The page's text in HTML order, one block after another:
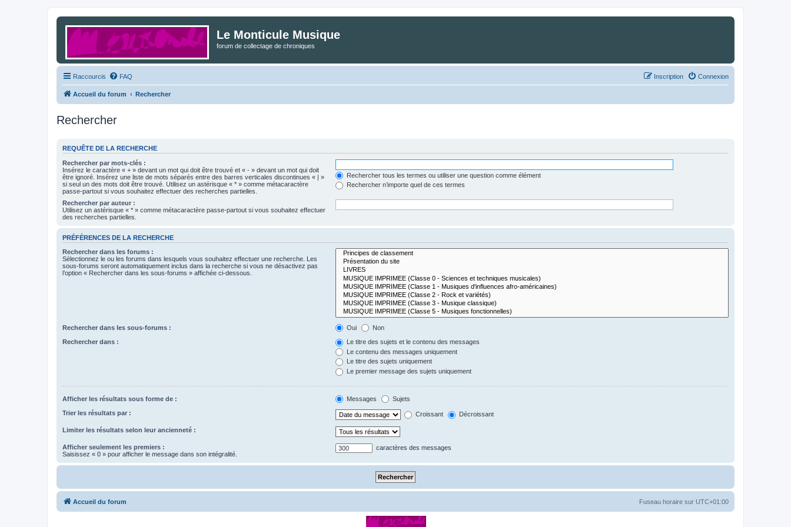
Le Monticule Musique
forum de collectage de chroniques
Raccourcis FAQ Connexion
Inscription
Accueil du forum Rechercher
Rechercher
REQUÊTE DE LA RECHERCHE
Rechercher par mots-clés :
Insérez le caractère « + » devant un mot qui doit être trouvé et « - » devant un mot qui doit
être ignoré. Insérez une liste de mots séparés entre des barres verticales discontinues « | »
si seul un des mots doit être trouvé. Utilisez un astérisque « * » comme métacaractère
passe-partout si vous souhaitez effectuer des recherches partielles.
Rechercher tous les termes ou utiliser une question comme élément
Rechercher n’importe quel de ces termes
Rechercher par auteur :
Utilisez un astérisque « * » comme métacaractère passe-partout si vous souhaitez effectuer
des recherches partielles.
PRÉFÉRENCES DE LA RECHERCHE
Rechercher dans les forums :
Sélectionnez le ou les forums dans lesquels vous souhaitez effectuer une recherche. Les
sous-forums seront automatiquement inclus dans la recherche si vous ne désactivez pas
l’option « Rechercher dans les sous-forums » affichée ci-dessous.
Rechercher dans les sous-forums : Oui Non
Rechercher dans :
Le titre des sujets et le contenu des messages
Le contenu des messages uniquement
Le titre des sujets uniquement
Le premier message des sujets uniquement
Afficher les résultats sous forme de : Messages Sujets
Trier les résultats par : Croissant Décroissant
Limiter les résultats selon leur ancienneté :
Afficher seulement les premiers :
Saisissez « 0 » pour afficher le message dans son intégralité.
caractères des messages
Accueil du forum Fuseau horaire sur UTC+01:00